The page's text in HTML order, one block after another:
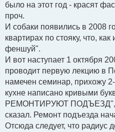
было на этот год - красят
проч.
И собаки появились в 2008
квартирах по стояку, что,
феншуй".
И вот наступает 1 октября
проводит первую лекцию в
намечен семинар, прихожу
кухне написано кривыми
РЕМОНТИРУЮТ ПОДЪЕЗД",
сказал. Ремонт подъезда
Отсюда следует, что радиус